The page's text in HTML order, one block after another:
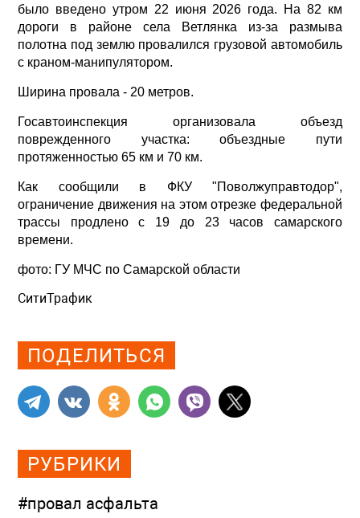
было введено утром 22 июня 2026 года. На 82 км
дороги в районе села Ветлянка из-за размыва
полотна под землю провалился грузовой автомобиль
с краном-манипулятором.
Ширина провала - 20 метров.
Госавтоинспекция организовала объезд
поврежденного участка: объездные пути
протяженностью 65 км и 70 км.
Как сообщили в ФКУ "Поволжуправтодор",
ограничение движения на этом отрезке федеральной
трассы продлено с 19 до 23 часов самарского
времени.
фото: ГУ МЧС по Самарской области
СитиТрафик
ПОДЕЛИТЬСЯ
РУБРИКИ
#провал асфальта